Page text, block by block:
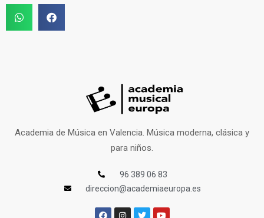
Academia de Música en Valencia. Música moderna, clásica y
para niños.
96 389 06 83
direccion@academiaeuropa.es